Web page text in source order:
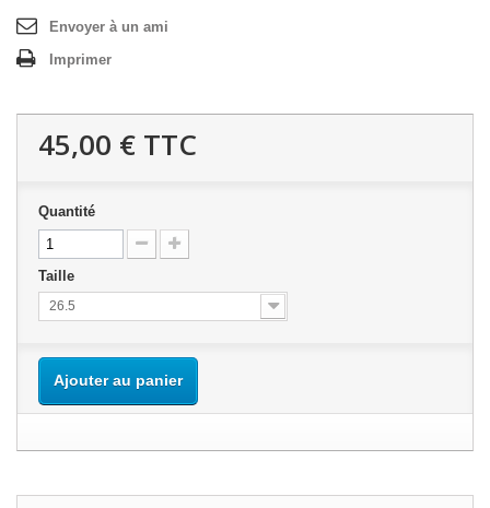
Envoyer à un ami
Imprimer
45,00 € TTC
Quantité
Taille
26.5
Ajouter au panier